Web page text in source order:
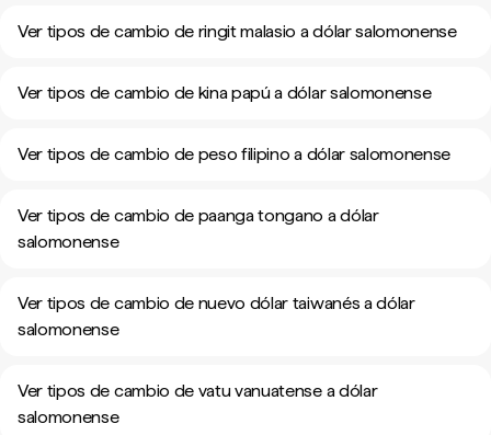
Ver tipos de cambio de ringit malasio a dólar salomonense
Ver tipos de cambio de kina papú a dólar salomonense
Ver tipos de cambio de peso filipino a dólar salomonense
Ver tipos de cambio de paanga tongano a dólar
salomonense
Ver tipos de cambio de nuevo dólar taiwanés a dólar
salomonense
Ver tipos de cambio de vatu vanuatense a dólar
salomonense